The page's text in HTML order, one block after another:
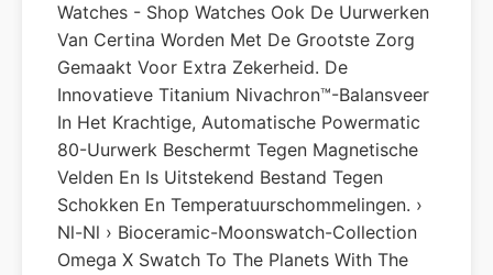
Watches - Shop Watches Ook De Uurwerken
Van Certina Worden Met De Grootste Zorg
Gemaakt Voor Extra Zekerheid. De
Innovatieve Titanium Nivachron™-Balansveer
In Het Krachtige, Automatische Powermatic
80-Uurwerk Beschermt Tegen Magnetische
Velden En Is Uitstekend Bestand Tegen
Schokken En Temperatuurschommelingen. ›
Nl-Nl › Bioceramic-Moonswatch-Collection
Omega X Swatch To The Planets With The